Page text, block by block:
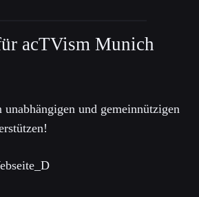
acTVism Munich
unabhängigen und gemeinnützigen